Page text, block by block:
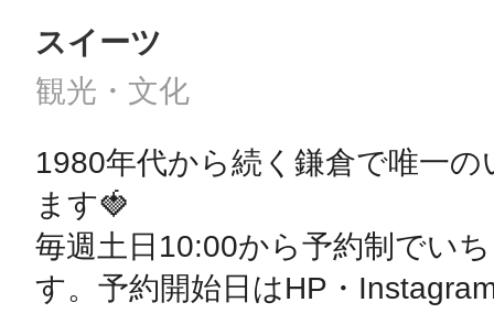
スイーツ
観光・文化
1980年代から続く鎌倉で唯一
ます🍓
毎週土日10:00から予約制でい
す。予約開始日はHP・